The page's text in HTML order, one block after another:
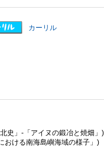
カーリル
史」-「アイヌの鍛冶と焼畑
おける南海島嶼海域の様子」)